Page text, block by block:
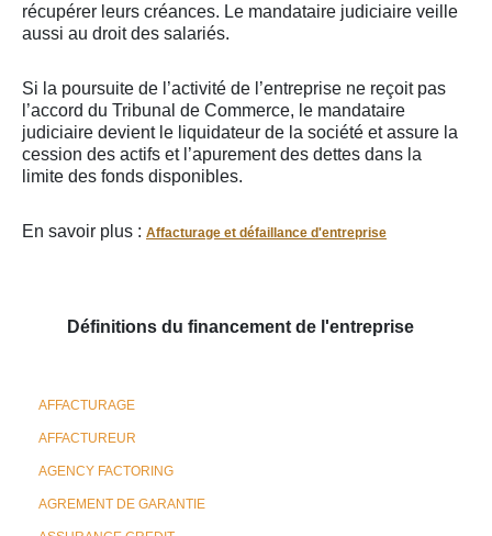
récupérer leurs créances. Le mandataire judiciaire veille
aussi au droit des salariés.
Si la poursuite de l’activité de l’entreprise ne reçoit pas
l’accord du Tribunal de Commerce, le mandataire
judiciaire devient le liquidateur de la société et assure la
cession des actifs et l’apurement des dettes dans la
limite des fonds disponibles.
En savoir plus : Affacturage et défaillance d'entreprise
Définitions du financement de l'entreprise
AFFACTURAGE
AFFACTUREUR
AGENCY FACTORING
AGREMENT DE GARANTIE